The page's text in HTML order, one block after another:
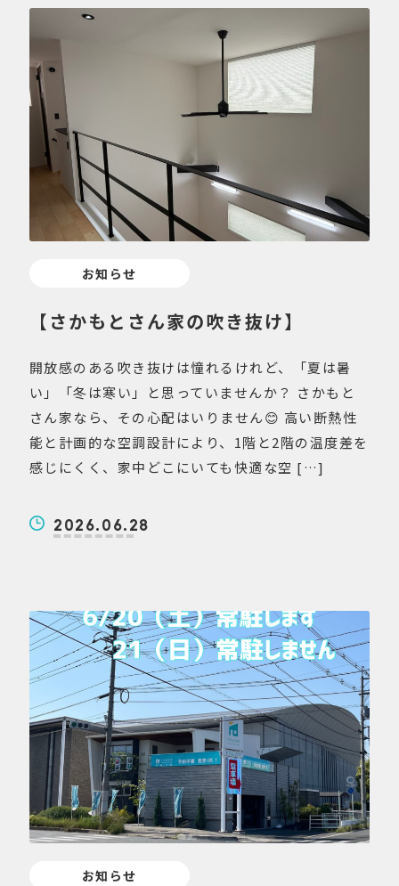
お知らせ
【さかもとさん家の吹き抜け】
開放感のある吹き抜けは憧れるけれど、「夏は暑
い」「冬は寒い」と思っていませんか？ さかもと
さん家なら、その心配はいりません😊 高い断熱性
能と計画的な空調設計により、1階と2階の温度差を
感じにくく、家中どこにいても快適な空 […]
2026.06.28
お知らせ